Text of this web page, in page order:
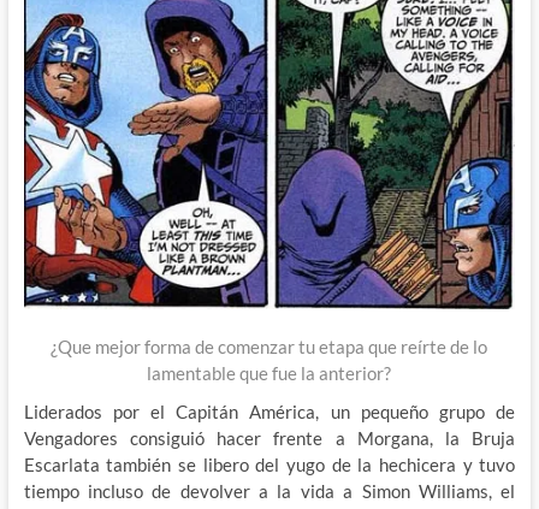
¿Que mejor forma de comenzar tu etapa que reírte de lo
lamentable que fue la anterior?
Liderados por el Capitán América, un pequeño grupo de
Vengadores consiguió hacer frente a Morgana, la Bruja
Escarlata también se libero del yugo de la hechicera y tuvo
tiempo incluso de devolver a la vida a Simon Williams, el